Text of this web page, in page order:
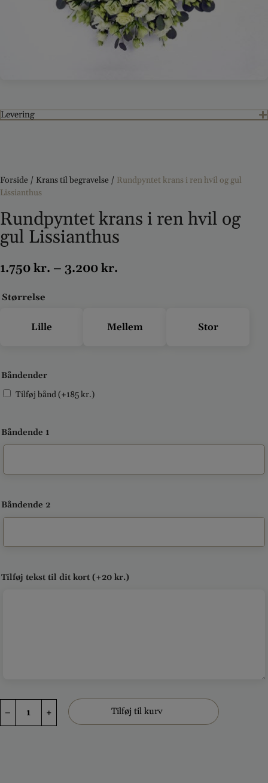
Levering
Forside / Krans til begravelse / Rundpyntet krans i ren hvil og gul
Lissianthus
Rundpyntet krans i ren hvil og
gul Lissianthus
1.750kr. – 3.200kr.
Størrelse
Lille Mellem Stor
Båndender
Tilføj bånd(+185kr.)
Båndende 1
Båndende 2
Tilføj tekst til dit kort (+20 kr.)
–
Rundpyntet
krans
i
+ Tilføj til kurv